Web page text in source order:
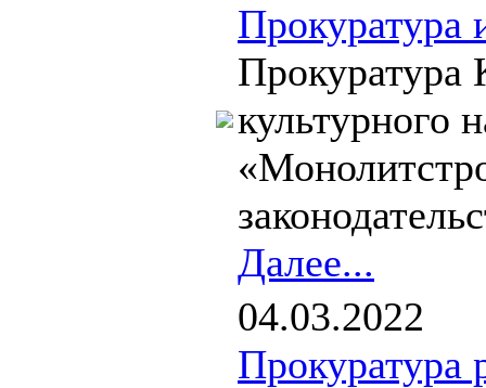
Прокуратура
Прокуратура
культурного
Далее...
04.03.2022
Прокуратура